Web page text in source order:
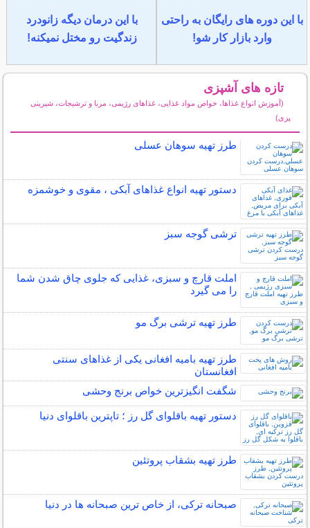
با این دوره های رایگان به راحتی
وارد بازار کار شو!
با این درمان دیگه زانودرد
زندگیت رو مختل نمیکنه!
تازه های آشپزی
(آموزش انواع غذاها، خواص مواد غذایی، غذاهای رژیمی، مربا و ترشیجات، شیرینی
پزی)
طرز تهیه سوهان عسلی
دستور تهیه انواع غذاهای آبکی ، مقوی و خوشمزه
ترشی گوجه سبز
املت قارچ و سبزی، غذایی که جلوی چاق شدن شما
را می گیرد
طرز تهیه ترشی برگ مو
طرز تهیه بامیه افغانی یکی از غذاهای سنتی
افغانستان
شگفت انگیزترین خواص برنج وحشی
دستور تهیه باقلوای گل رز ؛ تاپترین باقلوای دنیا
طرز تهیه بشقاب پروتئین
صبحانه ترکی، از خاص ترین صبحانه ها در دنیا